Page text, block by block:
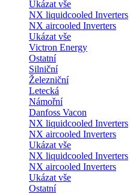
Ukázat vše
NX liquidcooled Inverters
NX aircooled Inverters
Ukázat vše
Victron Energy
Ostatní
Silniční
Železniční
Letecká
Námořní
Danfoss Vacon
NX liquidcooled Inverters
NX aircooled Inverters
Ukázat vše
NX liquidcooled Inverters
NX aircooled Inverters
Ukázat vše
Ostatní